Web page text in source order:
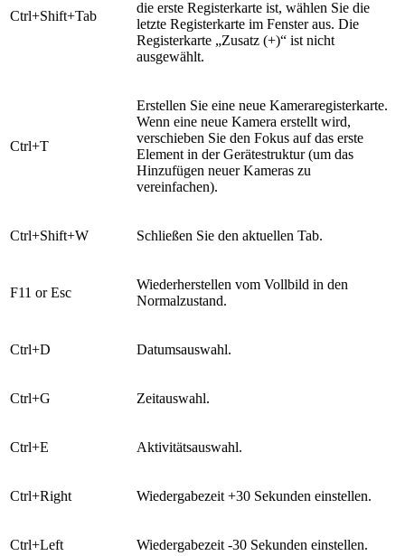
Ctrl+Shift+Tab
die erste Registerkarte ist, wählen Sie die
letzte Registerkarte im Fenster aus. Die
Registerkarte „Zusatz (+)“ ist nicht
ausgewählt.
Ctrl+T
Erstellen Sie eine neue Kameraregisterkarte.
Wenn eine neue Kamera erstellt wird,
verschieben Sie den Fokus auf das erste
Element in der Gerätestruktur (um das
Hinzufügen neuer Kameras zu
vereinfachen).
Ctrl+Shift+W Schließen Sie den aktuellen Tab.
F11 or Esc
Wiederherstellen vom Vollbild in den
Normalzustand.
Ctrl+D Datumsauswahl.
Ctrl+G Zeitauswahl.
Ctrl+E Aktivitätsauswahl.
Ctrl+Right Wiedergabezeit +30 Sekunden einstellen.
Ctrl+Left Wiedergabezeit -30 Sekunden einstellen.